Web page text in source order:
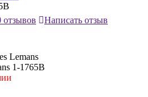
отзывов
Написать отзыв
Lemans
1-1765B